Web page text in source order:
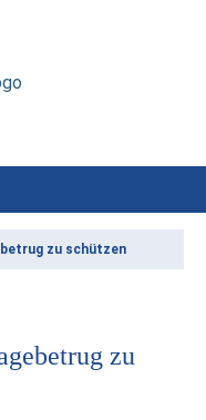
zu schützen
zu